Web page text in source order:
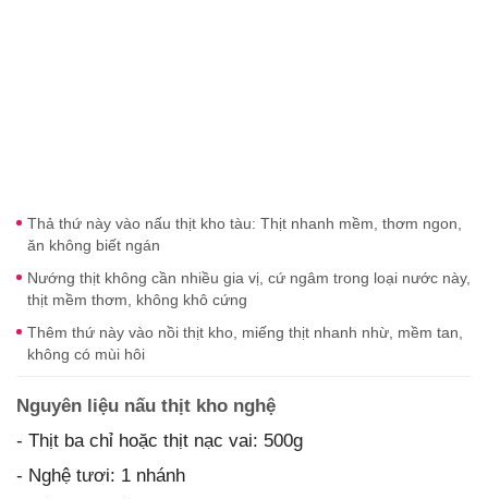
Thả thứ này vào nấu thịt kho tàu: Thịt nhanh mềm, thơm ngon,
ăn không biết ngán
Nướng thịt không cần nhiều gia vị, cứ ngâm trong loại nước này,
thịt mềm thơm, không khô cứng
Thêm thứ này vào nồi thịt kho, miếng thịt nhanh nhừ, mềm tan,
không có mùi hôi
Nguyên liệu nấu thịt kho nghệ
- Thịt ba chỉ hoặc thịt nạc vai: 500g
- Nghệ tươi: 1 nhánh